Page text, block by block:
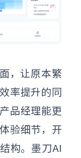
，让原本繁
率提升的同
品经理能更
验细节，开
构。墨刀AI